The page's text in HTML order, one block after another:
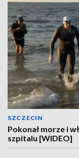
SZCZECIN
Pokonał morze i
szpitalu [WIDEO]